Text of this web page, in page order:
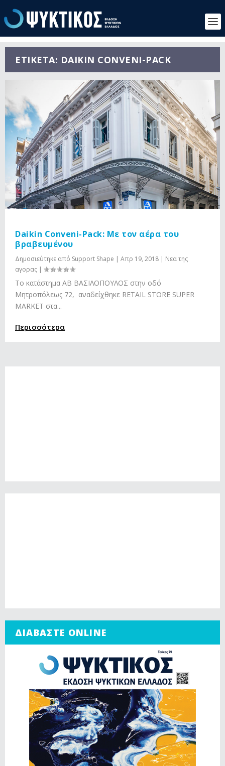
ΕΤΙΚΈΤΑ: DAIKIN CONVENI-PACK
Daikin Conveni-Pack: Με τον αέρα τoυ
βραβευμένου
Δημοσιεύτηκε από Support Shape | Απρ 19, 2018 | Νεα της
αγορας |
Το κατάστημα ΑΒ ΒΑΣΙΛΟΠΟΥΛΟΣ στην οδό
Μητροπόλεως 72, αναδείχθηκε RETAIL STORE SUPER
MARKET στα...
Περισσότερα
ΔΙΑΒΑΣΤΕ ONLINE